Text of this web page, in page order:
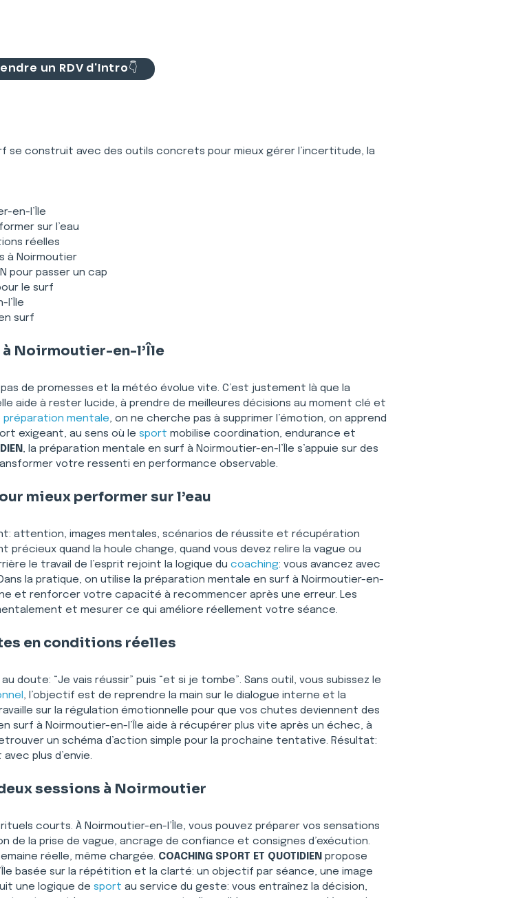
un RDV d'Intro👇
se construit avec des outils concrets pour mieux gérer l’incertitude, la
en-l’Île
sur l’eau
réelles
à Noirmoutier
pour passer un cap
le surf
l’Île
surf
à Noirmoutier-en-l’Île
de promesses et la météo évolue vite. C’est justement là que la
aide à rester lucide, à prendre de meilleures décisions au moment clé et
préparation mentale, on ne cherche pas à supprimer l’émotion, on apprend
exigeant, au sens où le sport mobilise coordination, endurance et
, la préparation mentale en surf à Noirmoutier-en-l’Île s’appuie sur des
votre ressenti en performance observable.
mieux performer sur l’eau
attention, images mentales, scénarios de réussite et récupération
précieux quand la houle change, quand vous devez relire la vague ou
le travail de l’esprit rejoint la logique du coaching: vous avancez avec
la pratique, on utilise la préparation mentale en surf à Noirmoutier-en-
et renforcer votre capacité à recommencer après une erreur. Les
et mesurer ce qui améliore réellement votre séance.
en conditions réelles
doute: “Je vais réussir” puis “et si je tombe”. Sans outil, vous subissez le
, l’objectif est de reprendre la main sur le dialogue interne et la
sur la régulation émotionnelle pour que vos chutes deviennent des
surf à Noirmoutier-en-l’Île aide à récupérer plus vite après un échec, à
un schéma d’action simple pour la prochaine tentative. Résultat:
plus d’envie.
sessions à Noirmoutier
courts. À Noirmoutier-en-l’Île, vous pouvez préparer vos sensations
de la prise de vague, ancrage de confiance et consignes d’exécution.
réelle, même chargée. COACHING SPORT ET QUOTIDIEN propose
basée sur la répétition et la clarté: un objectif par séance, une image
une logique de sport au service du geste: vous entraînez la décision,